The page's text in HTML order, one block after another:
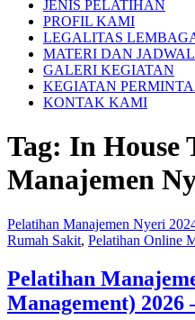
JENIS PELATIHAN
PROFIL KAMI
LEGALITAS
MATERI DAN JADWAL
GALERI KEGIATAN
KEGIATAN
KONTAK KAMI
Tag: In House
Manajemen
Pelatihan Manajemen Nyeri
Rumah Sakit, Pelatihan Online
Pelatihan
Management)